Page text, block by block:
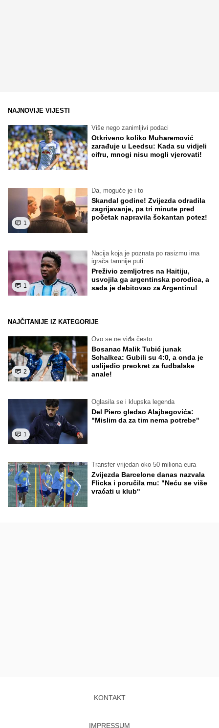
NAJNOVIJE VIJESTI
Više nego zanimljivi podaci
Otkriveno koliko Muharemović
zarađuje u Leedsu: Kada su vidjeli
cifru, mnogi nisu mogli vjerovati!
1
Da, moguće je i to
Skandal godine! Zvijezda odradila
zagrijavanje, pa tri minute pred
početak napravila šokantan potez!
1
Nacija koja je poznata po rasizmu ima
igrača tamnije puti
Preživio zemljotres na Haitiju,
usvojila ga argentinska porodica, a
sada je debitovao za Argentinu!
NAJČITANIJE IZ KATEGORIJE
2
Ovo se ne viđa često
Bosanac Malik Tubić junak
Schalkea: Gubili su 4:0, a onda je
uslijedio preokret za fudbalske
anale!
1
Oglasila se i klupska legenda
Del Piero gledao Alajbegovića:
"Mislim da za tim nema potrebe"
Transfer vrijedan oko 50 miliona eura
Zvijezda Barcelone danas nazvala
Flicka i poručila mu: "Neću se više
vraćati u klub"
KONTAKT
IMPRESSUM